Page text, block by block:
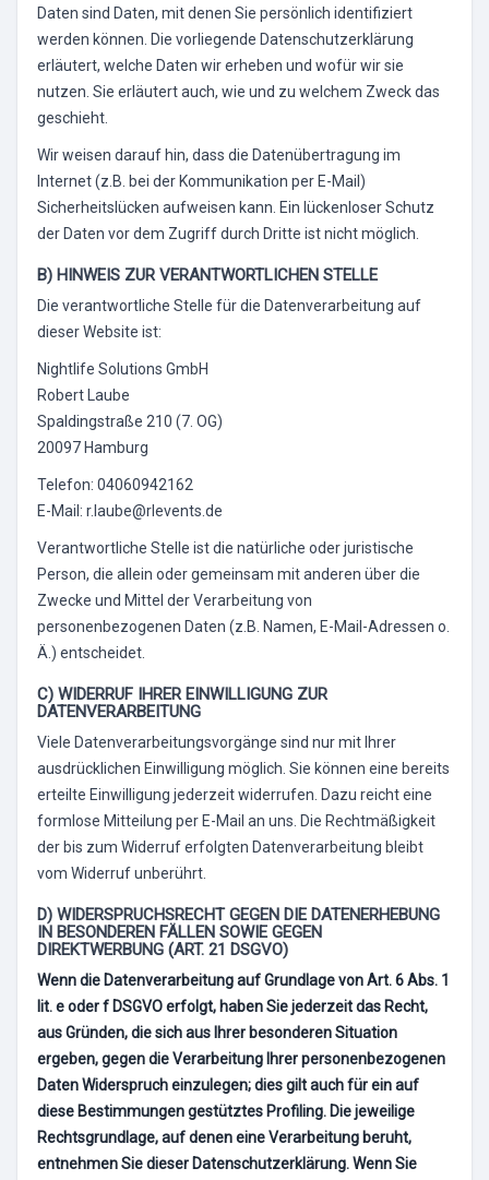
Daten sind Daten, mit denen Sie persönlich identifiziert
werden können. Die vorliegende Datenschutzerklärung
erläutert, welche Daten wir erheben und wofür wir sie
nutzen. Sie erläutert auch, wie und zu welchem Zweck das
geschieht.
Wir weisen darauf hin, dass die Datenübertragung im
Internet (z.B. bei der Kommunikation per E-Mail)
Sicherheitslücken aufweisen kann. Ein lückenloser Schutz
der Daten vor dem Zugriff durch Dritte ist nicht möglich.
B) HINWEIS ZUR VERANTWORTLICHEN STELLE
Die verantwortliche Stelle für die Datenverarbeitung auf
dieser Website ist:
Nightlife Solutions GmbH
Robert Laube
Spaldingstraße 210 (7. OG)
20097 Hamburg
Telefon: 04060942162
E-Mail: r.laube@rlevents.de
Verantwortliche Stelle ist die natürliche oder juristische
Person, die allein oder gemeinsam mit anderen über die
Zwecke und Mittel der Verarbeitung von
personenbezogenen Daten (z.B. Namen, E-Mail-Adressen o.
Ä.) entscheidet.
C) WIDERRUF IHRER EINWILLIGUNG ZUR
DATENVERARBEITUNG
Viele Datenverarbeitungsvorgänge sind nur mit Ihrer
ausdrücklichen Einwilligung möglich. Sie können eine bereits
erteilte Einwilligung jederzeit widerrufen. Dazu reicht eine
formlose Mitteilung per E-Mail an uns. Die Rechtmäßigkeit
der bis zum Widerruf erfolgten Datenverarbeitung bleibt
vom Widerruf unberührt.
D) WIDERSPRUCHSRECHT GEGEN DIE DATENERHEBUNG
IN BESONDEREN FÄLLEN SOWIE GEGEN
DIREKTWERBUNG (ART. 21 DSGVO)
Wenn die Datenverarbeitung auf Grundlage von Art. 6 Abs. 1
lit. e oder f DSGVO erfolgt, haben Sie jederzeit das Recht,
aus Gründen, die sich aus Ihrer besonderen Situation
ergeben, gegen die Verarbeitung Ihrer personenbezogenen
Daten Widerspruch einzulegen; dies gilt auch für ein auf
diese Bestimmungen gestütztes Profiling. Die jeweilige
Rechtsgrundlage, auf denen eine Verarbeitung beruht,
entnehmen Sie dieser Datenschutzerklärung. Wenn Sie